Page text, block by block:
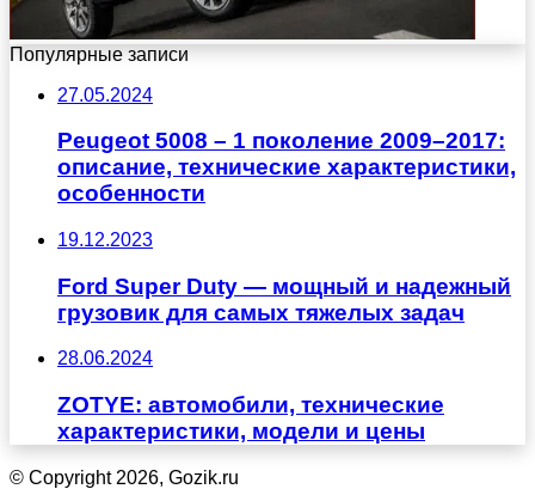
Популярные записи
27.05.2024
Peugeot 5008 – 1 поколение 2009–2017:
описание, технические характеристики,
особенности
19.12.2023
Ford Super Duty — мощный и надежный
грузовик для самых тяжелых задач
28.06.2024
ZOTYE: автомобили, технические
характеристики, модели и цены
© Copyright 2026, Gozik.ru